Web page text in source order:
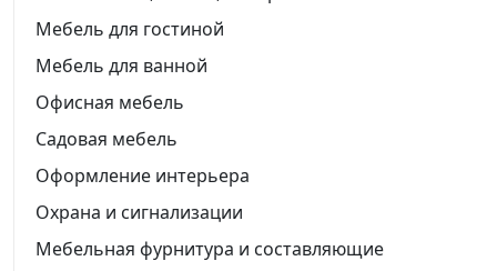
Мебель для гостиной
Мебель для ванной
Офисная мебель
Садовая мебель
Оформление интерьера
Охрана и сигнализации
Мебельная фурнитура и составляющие